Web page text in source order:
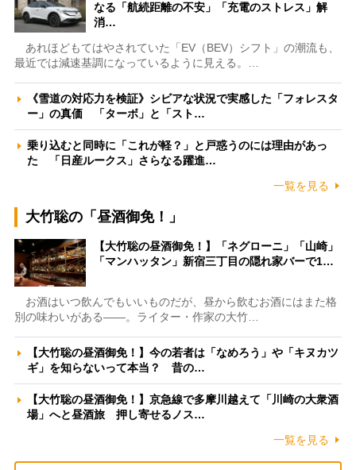
なる「航続距離の不安」「充電のストレス」解
消…
あれほどもてはやされていた「EV（BEV）シフト」の潮流も、
最近では減速基調になっているように見える。…
《雪道の対応力を検証》シビアな状況で実感した「フォレスタ
ー」の真価 「ターボ」と「スト…
乗り込むと同時に「これが軽？」と戸惑うのには理由があっ
た 「日産ルークス」さらなる躍進…
一覧を見る
大竹聡の「昼酒御免！」
【大竹聡の昼酒御免！】「ネグローニ」「山崎」
「マンハッタン」新宿三丁目の隠れ家バーで1…
お酒はいつ飲んでもいいものだが、昼から飲むお酒にはまた格
別の味わいがある――。ライター・作家の大竹…
【大竹聡の昼酒御免！】今の若者は「なめろう」や「キヌカツ
ギ」を知らないって本当？ 昔の…
【大竹聡の昼酒御免！】京急線で多摩川越えて「川崎の大衆酒
場」へと昼酒旅 押し寄せるノス…
一覧を見る